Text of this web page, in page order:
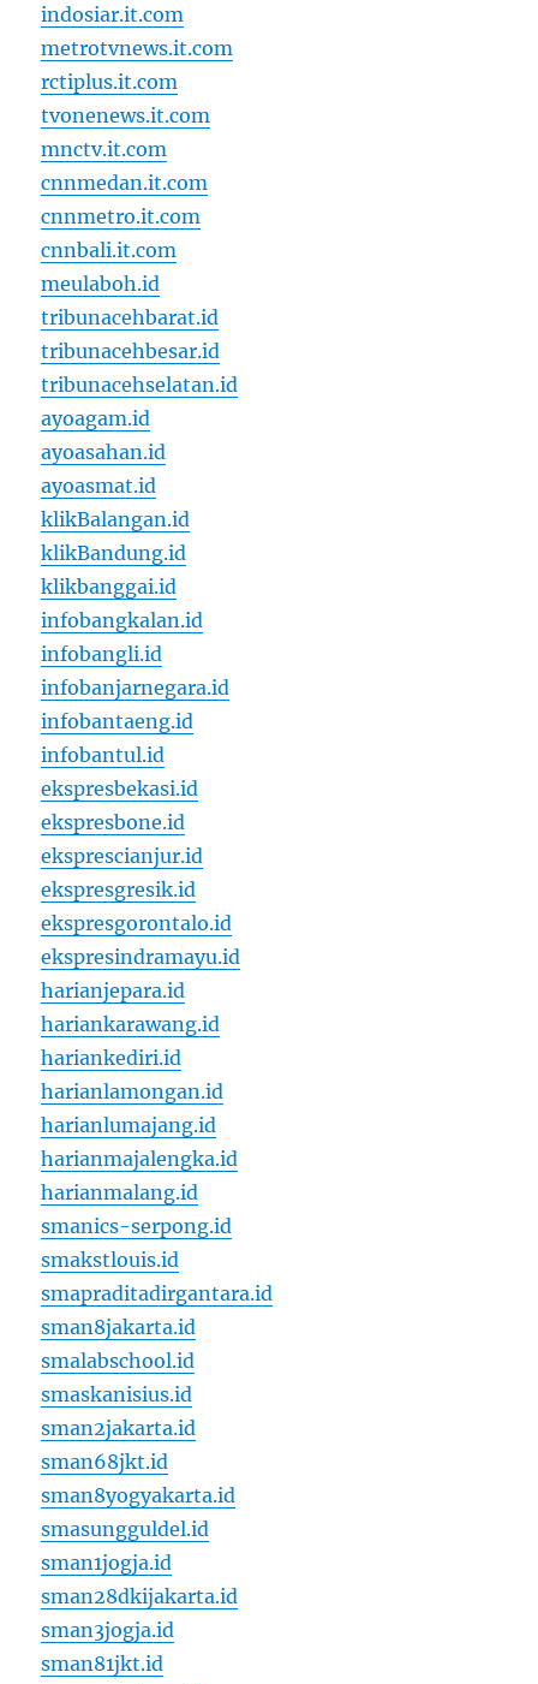
indosiar.it.com
metrotvnews.it.com
rctiplus.it.com
tvonenews.it.com
mnctv.it.com
cnnmedan.it.com
cnnmetro.it.com
cnnbali.it.com
meulaboh.id
tribunacehbarat.id
tribunacehbesar.id
tribunacehselatan.id
ayoagam.id
ayoasahan.id
ayoasmat.id
klikBalangan.id
klikBandung.id
klikbanggai.id
infobangkalan.id
infobangli.id
infobanjarnegara.id
infobantaeng.id
infobantul.id
ekspresbekasi.id
ekspresbone.id
eksprescianjur.id
ekspresgresik.id
ekspresgorontalo.id
ekspresindramayu.id
harianjepara.id
hariankarawang.id
hariankediri.id
harianlamongan.id
harianlumajang.id
harianmajalengka.id
harianmalang.id
smanics-serpong.id
smakstlouis.id
smapraditadirgantara.id
sman8jakarta.id
smalabschool.id
smaskanisius.id
sman2jakarta.id
sman68jkt.id
sman8yogyakarta.id
smasungguldel.id
sman1jogja.id
sman28dkijakarta.id
sman3jogja.id
sman81jkt.id